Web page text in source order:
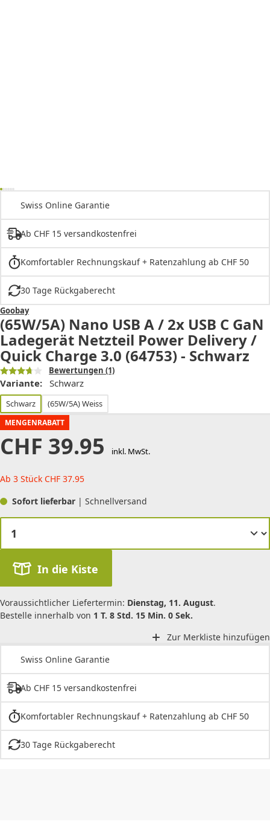
Swiss Online Garantie
Ab CHF 15 versandkostenfrei
Komfortabler Rechnungskauf + Ratenzahlung ab CHF 50
30 Tage Rückgaberecht
Goobay
(65W/5A) Nano USB A / 2x USB C GaN
Ladegerät Netzteil Power Delivery /
Quick Charge 3.0 (64753) - Schwarz
Bewertungen (1)
Variante: Schwarz
Schwarz (65W/5A) Weiss
MENGENRABATT
CHF 39.95 inkl. MwSt.
Ab 3 Stück CHF 37.95
Sofort lieferbar | Schnellversand
In die Kiste
Voraussichtlicher Liefertermin: Dienstag, 11. August.
Bestelle innerhalb von 1 T. 8 Std. 15 Min. 0 Sek.
Zur Merkliste hinzufügen
Swiss Online Garantie
Ab CHF 15 versandkostenfrei
Komfortabler Rechnungskauf + Ratenzahlung ab CHF 50
30 Tage Rückgaberecht